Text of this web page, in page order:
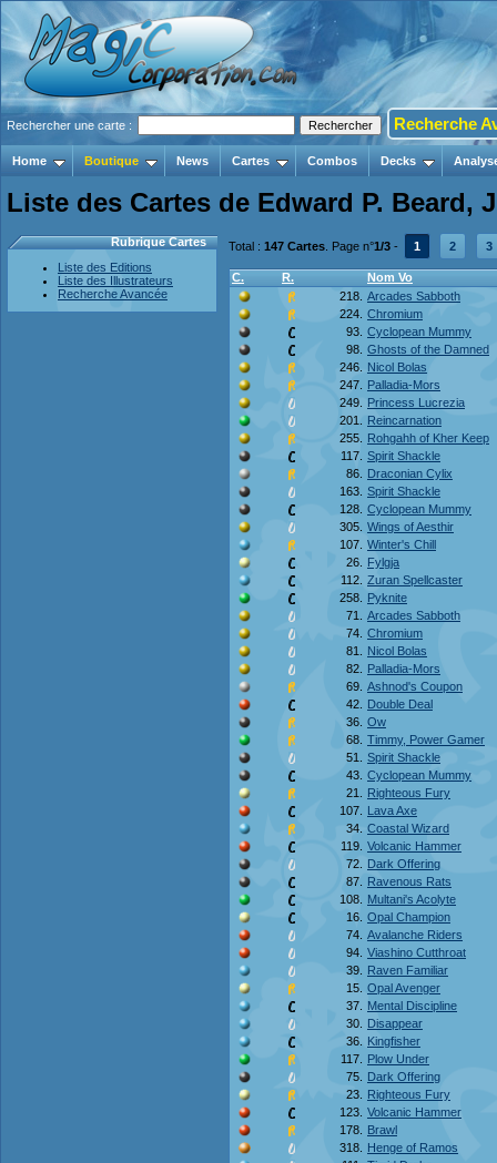
Rechercher une carte : Recherche
Home Boutique News Cartes Combos Decks
Liste des Cartes de Edward P. Beard,
Rubrique Cartes
Liste des Editions
Liste des Illustrateurs
Recherche Avancée
Total : 147 Cartes . Page n°1/3 - 1 2 3
C. R.
Nom Vo
218. Arcades Sabboth
224. Chromium
93. Cyclopean Mummy
98. Ghosts of the Damned
246.
Nicol Bolas
247.
Palladia-Mors
249.
Princess Lucrezia
201.
Reincarnation
255.
Rohgahh of Kher Keep
117. Spirit Shackle
86.
Draconian Cylix
163. Spirit Shackle
128. Cyclopean Mummy
305. Wings of Aesthir
107. Winter's Chill
26.
Fylgja
112. Zuran Spellcaster
258.
Pyknite
71.
Arcades Sabboth
74. Chromium
81.
Nicol Bolas
82.
Palladia-Mors
69. Ashnod's Coupon
42.
Double Deal
36. Ow
68. Timmy, Power Gamer
51.
Spirit Shackle
43. Cyclopean Mummy
21.
Righteous Fury
107.
Lava Axe
34. Coastal Wizard
119. Volcanic Hammer
72.
Dark Offering
87.
Ravenous Rats
108.
Multani's Acolyte
16. Opal Champion
74. Avalanche Riders
94. Viashino Cutthroat
39.
Raven Familiar
15. Opal Avenger
37.
Mental Discipline
30.
Disappear
36.
Kingfisher
117.
Plow Under
75.
Dark Offering
23.
Righteous Fury
123. Volcanic Hammer
178.
Brawl
318.
Henge of Ramos